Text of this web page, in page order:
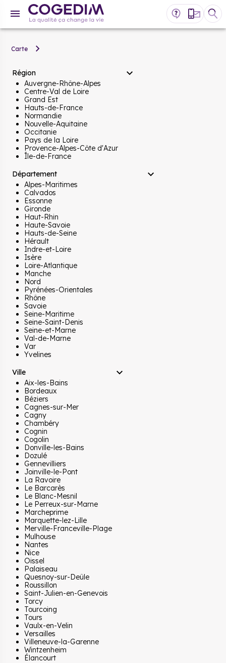
Carte
Région
Auvergne-Rhône-Alpes
Centre-Val de Loire
Grand Est
Hauts-de-France
Normandie
Nouvelle-Aquitaine
Occitanie
Pays de la Loire
Provence-Alpes-Côte d'Azur
Île-de-France
Département
Alpes-Maritimes
Calvados
Essonne
Gironde
Haut-Rhin
Haute-Savoie
Hauts-de-Seine
Hérault
Indre-et-Loire
Isère
Loire-Atlantique
Manche
Nord
Pyrénées-Orientales
Rhône
Savoie
Seine-Maritime
Seine-Saint-Denis
Seine-et-Marne
Val-de-Marne
Var
Yvelines
Ville
Aix-les-Bains
Bordeaux
Béziers
Cagnes-sur-Mer
Cagny
Chambéry
Cognin
Cogolin
Donville-les-Bains
Dozulé
Gennevilliers
Joinville-le-Pont
La Ravoire
Le Barcarès
Le Blanc-Mesnil
Le Perreux-sur-Marne
Marcheprime
Marquette-lez-Lille
Merville-Franceville-Plage
Mulhouse
Nantes
Nice
Oissel
Palaiseau
Quesnoy-sur-Deûle
Roussillon
Saint-Julien-en-Genevois
Torcy
Tourcoing
Tours
Vaulx-en-Velin
Versailles
Villeneuve-la-Garenne
Wintzenheim
Élancourt